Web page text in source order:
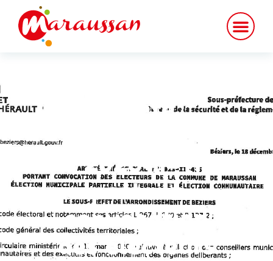
Arrêté
préfectoral
n°2023-II-415
portant
convocation
des électeurs